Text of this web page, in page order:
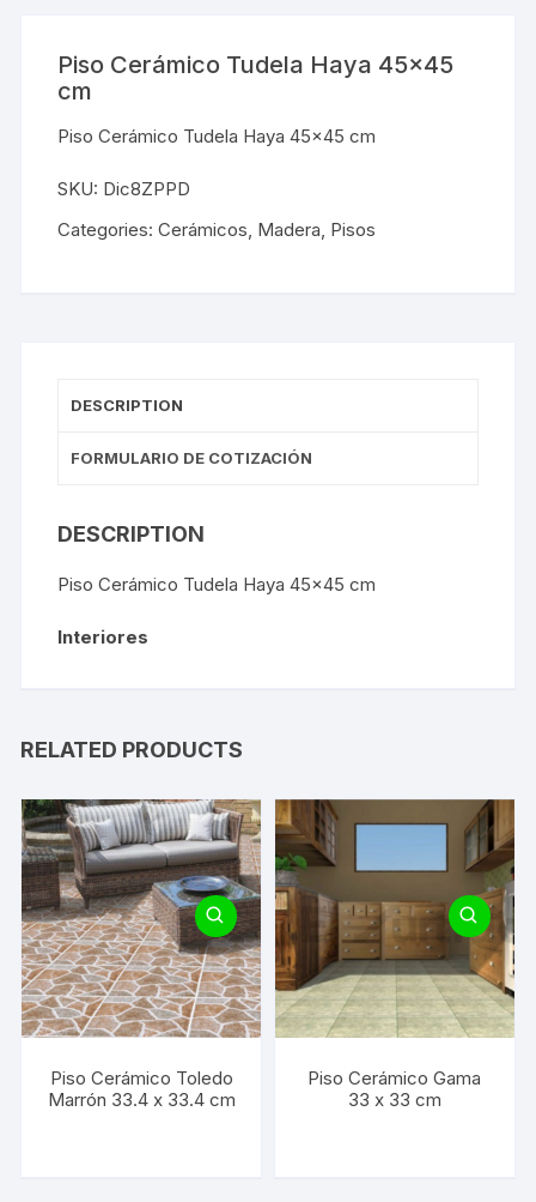
Piso Cerámico Tudela Haya 45×45
cm
Piso Cerámico Tudela Haya 45×45 cm
SKU: Dic8ZPPD
Categories:Cerámicos Madera Pisos
DESCRIPTION
FORMULARIO DE COTIZACIÓN
DESCRIPTION
Piso Cerámico Tudela Haya 45×45 cm
Interiores
RELATED PRODUCTS
Piso Cerámico Toledo
Marrón 33.4 x 33.4 cm
Piso Cerámico Gama
33 x 33 cm